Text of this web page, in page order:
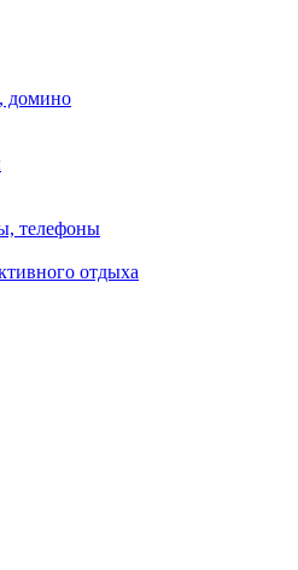
домино
телефоны
отдыха